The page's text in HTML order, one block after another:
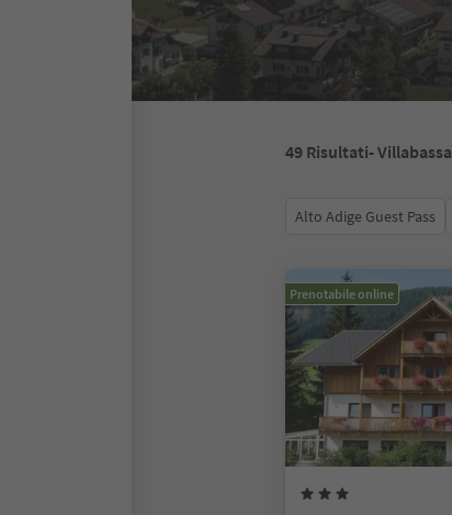
49 Risultati- Villabassa
Alto Adige Guest Pass
Prenotabile online